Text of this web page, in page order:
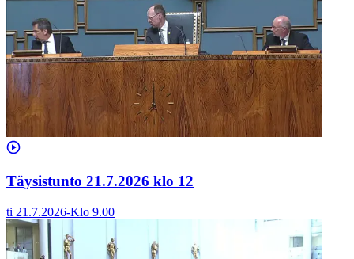
Täysistunto 21.7.2026 klo 12
ti 21.7.2026-Klo 9.00